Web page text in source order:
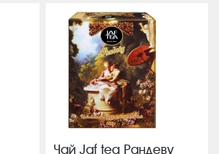
Чай Jaf tea Рандеву